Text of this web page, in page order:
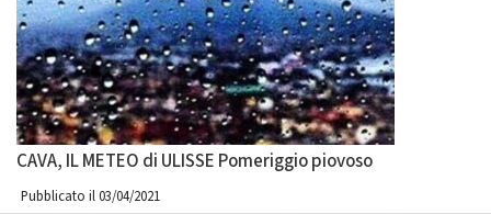
CAVA, IL METEO di ULISSE Pomeriggio piovoso
Pubblicato il 03/04/2021